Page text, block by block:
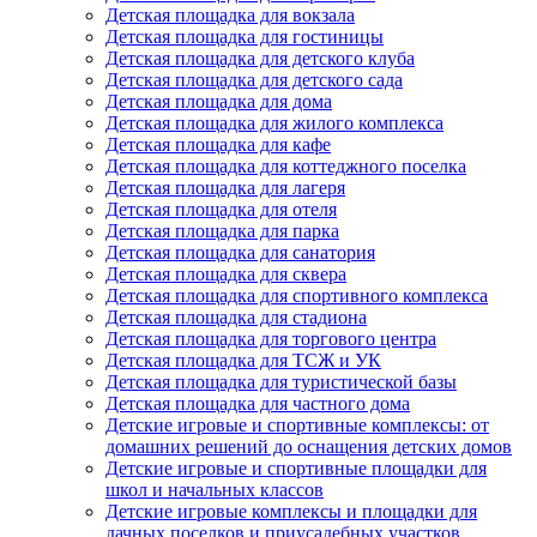
Детская площадка для вокзала
Детская площадка для гостиницы
Детская площадка для детского клуба
Детская площадка для детского сада
Детская площадка для дома
Детская площадка для жилого комплекса
Детская площадка для кафе
Детская площадка для коттеджного поселка
Детская площадка для лагеря
Детская площадка для отеля
Детская площадка для парка
Детская площадка для санатория
Детская площадка для сквера
Детская площадка для спортивного комплекса
Детская площадка для стадиона
Детская площадка для торгового центра
Детская площадка для ТСЖ и УК
Детская площадка для туристической базы
Детская площадка для частного дома
Детские игровые и спортивные комплексы: от
домашних решений до оснащения детских домов
Детские игровые и спортивные площадки для
школ и начальных классов
Детские игровые комплексы и площадки для
дачных поселков и приусадебных участков